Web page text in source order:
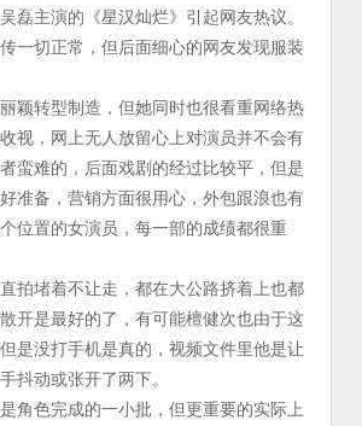
磊主演的《星汉灿烂》引起网友热议。
一切正常，但后面细心的网友发现服装
颖转型制造，但她同时也很看重网络热
视，网上无人放留心上对演员并不会有
蛮难的，后面戏剧的经过比较平，但是
准备，营销方面很用心，外包跟浪也有
位置的女演员，每一部的成绩都很重
拍堵着不让走，都在大公路挤着上也都
开是最好的了，有可能檀健次也由于这
是没打手机是真的，视频文件里他是让
抖动或张开了两下。
角色完成的一小批，但更重要的实际上